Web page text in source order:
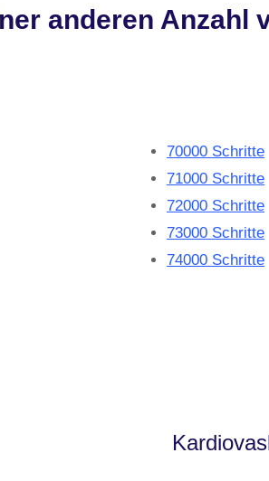
anderen Anzahl
70000 Schritte
71000 Schritte
72000 Schritte
73000 Schritte
74000 Schritte